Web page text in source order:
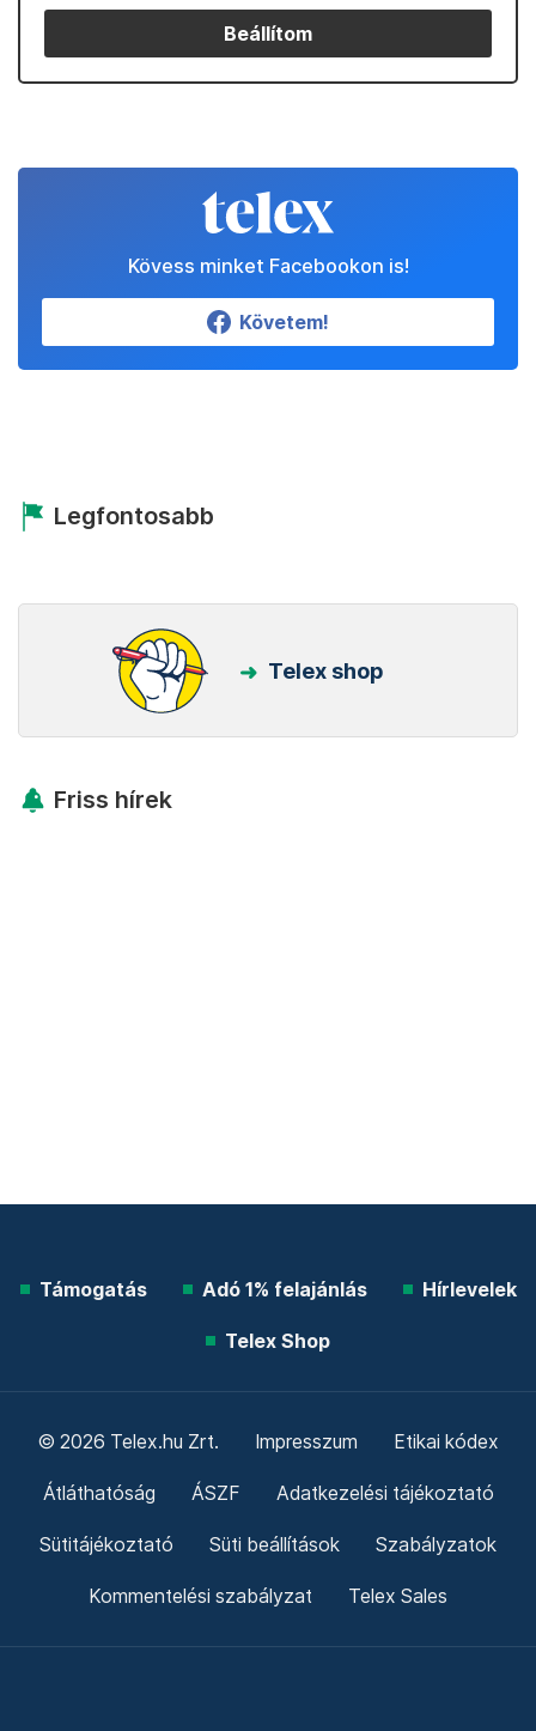
Beállítom
Kövess minket Facebookon is!
Követem!
Legfontosabb
Telex shop
Friss hírek
Támogatás Adó 1% felajánlás Hírlevelek
Telex Shop
© 2026 Telex.hu Zrt. Impresszum Etikai kódex
Átláthatóság ÁSZF Adatkezelési tájékoztató
Sütitájékoztató Süti beállítások Szabályzatok
Kommentelési szabályzat Telex Sales